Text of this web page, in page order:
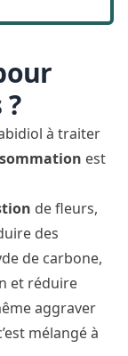
à traiter
est
de fleurs,
des
de carbone,
et réduire
aggraver
mélangé à